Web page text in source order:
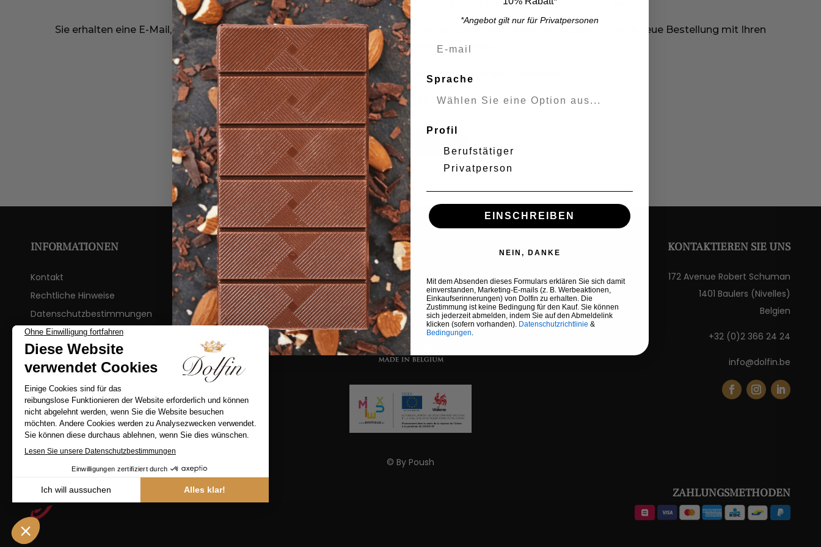
Ihr Konto wurde erfolgreich erstellt und wartet derzeit auf die Bestätigung durch unser Team.
Sie erhalten eine E-Mail, sobald Ihr Konto genehmigt wurde. Nach der Bestätigung können Sie sich einloggen und eine neue Bestellung mit Ihren
Wiederverkäuferpreisen aufgeben.
Bei Fragen können Sie sich unter info@dolfin.be an uns wenden.
Vielen Dank für Ihr Vertrauen.
Retour à l'accueil
INFORMATIONEN
Kontakt
Rechtliche Hinweise
Datenschutzbestimmungen
Allgemeine verkaufsbedingungen
FAQ
© By Poush
KONTAKTIEREN SIE UNS
172 Avenue Robert Schuman
1401 Baulers (Nivelles)
Belgien
+32 (0)2 366 24 24
info@dolfin.be
LIEFERUNG ZAHLUNGSMETHODEN
*Angebot gilt nur für Privatpersonen
Sprache
Profil
Berufstätiger
Privatperson
EINSCHREIBEN
NEIN, DANKE
Mit dem Absenden dieses Formulars erklären Sie sich damit
einverstanden, Marketing-E-mails (z. B. Werbeaktionen,
Einkaufserinnerungen) von Dolfin zu erhalten. Die
Zustimmung ist keine Bedingung für den Kauf. Sie können
sich jederzeit abmelden, indem Sie auf den Abmeldelink
klicken (sofern vorhanden). Datenschutzrichtlinie &
Bedingungen.